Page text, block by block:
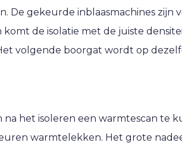
De gekeurde inblaasmachines zijn
de isolatie met de juiste
volgende boorgat wordt op
het isoleren een warmtescan te
warmtelekken. Het grote